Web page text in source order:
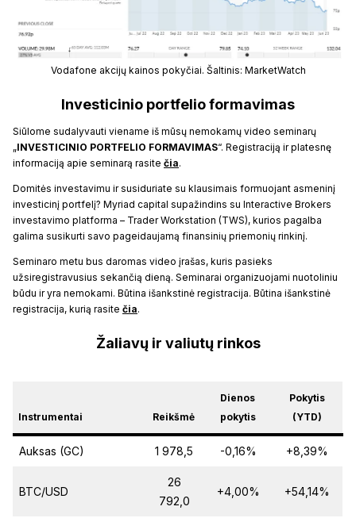
Vodafone akcijų kainos pokyčiai. Šaltinis: MarketWatch
Investicinio portfelio formavimas
Siūlome sudalyvauti viename iš mūsų nemokamų video seminarų
„INVESTICINIO PORTFELIO FORMAVIMAS“. Registraciją ir platesnę
informaciją apie seminarą rasite čia.
Domitės investavimu ir susiduriate su klausimais formuojant asmeninį
investicinį portfelį? Myriad capital supažindins su Interactive Brokers
investavimo platforma – Trader Workstation (TWS), kurios pagalba
galima susikurti savo pageidaujamą finansinių priemonių rinkinį.
Seminaro metu bus daromas video įrašas, kuris pasieks
užsiregistravusius sekančią dieną. Seminarai organizuojami nuotoliniu
būdu ir yra nemokami. Būtina išankstinė registracija. Būtina išankstinė
registracija, kurią rasite čia.
Žaliavų ir valiutų rinkos
Instrumentai Reikšmė
Dienos
pokytis
Pokytis
(YTD)
Auksas (GC) 1 978,5 -0,16% +8,39%
BTC/USD
26
792,0
+4,00% +54,14%